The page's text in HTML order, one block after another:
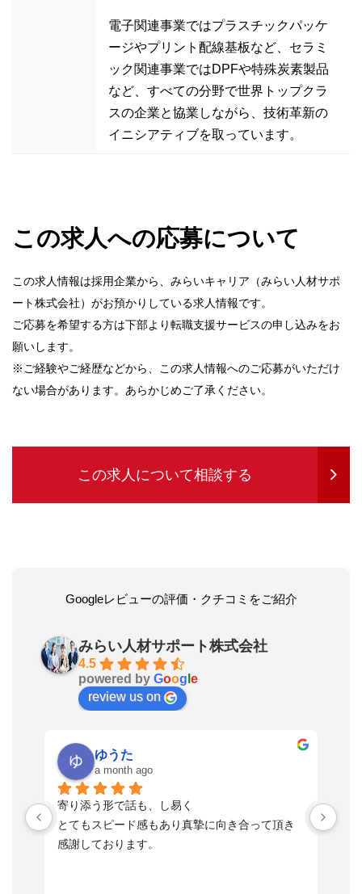
電子関連事業ではプラスチックパッケ
ージやプリント配線基板など、セラミ
ック関連事業ではDPFや特殊炭素製品
など、すべての分野で世界トップクラ
スの企業と協業しながら、技術革新の
イニシアティブを取っています。
この求人への応募について
この求人情報は採用企業から、みらいキャリア（みらい人材サポ
ート株式会社）がお預かりしている求人情報です。
ご応募を希望する方は下部より転職支援サービスの申し込みをお
願いします。
※ご経験やご経歴などから、この求人情報へのご応募がいただけ
ない場合があります。あらかじめご了承ください。
この求人について相談する
Googleレビューの評価・クチコミをご紹介
みらい人材サポート株式会社
4.5
powered by Goog e
review us on
ゆうた
a month ago
寄り添う形で話も、し易く
とてもスピード感もあり真摯に向き合って頂き
感謝しております。